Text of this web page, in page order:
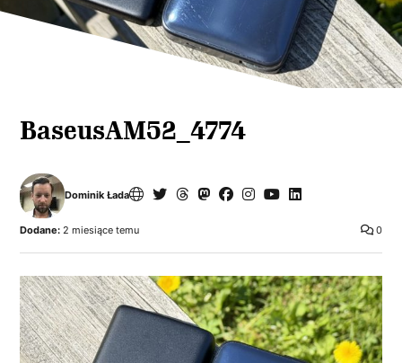
BaseusAM52_4774
Dominik Łada
0
Dodane: 2 miesiące temu